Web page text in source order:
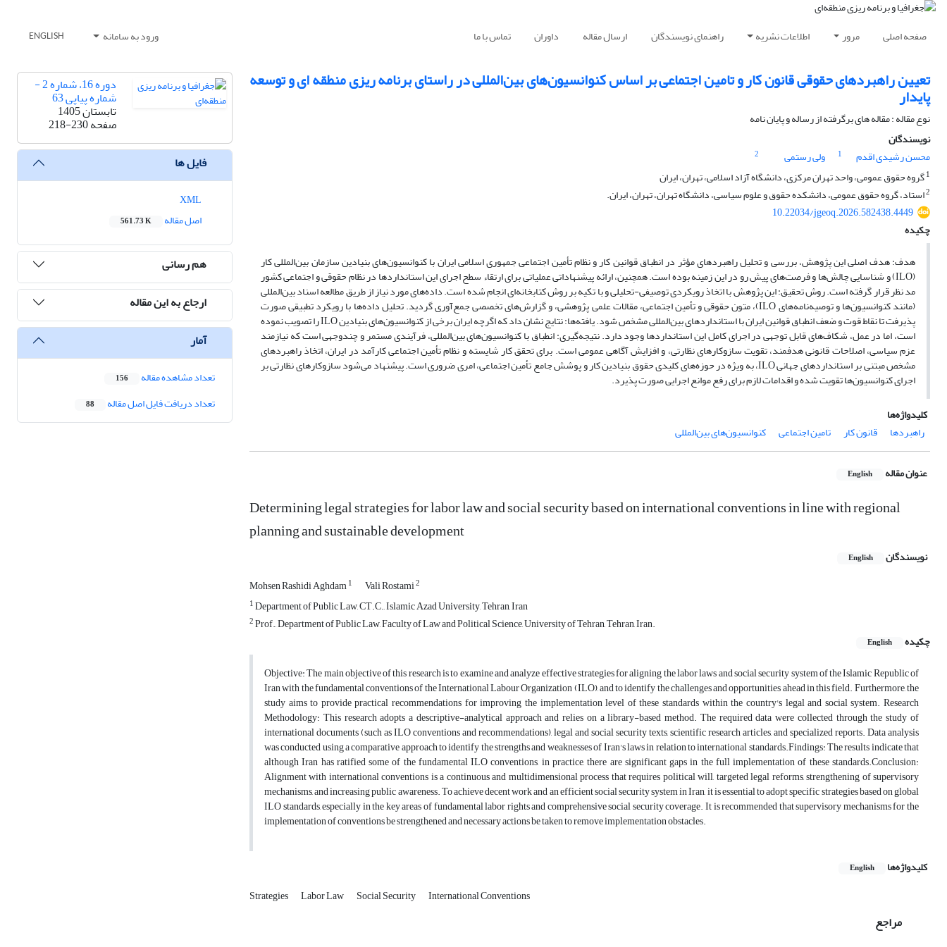
صفحه اصلی مرور اطلاعات نشریه راهنمای نویسندگان ارسال مقاله داوران تماس با ما ورود به سامانه ENGLISH
تعیین راهبردهای حقوقی قانون کار و تامین اجتماعی بر اساس کنوانسیون‌های بین‌المللی در راستای برنامه ریزی منطقه ای و توسعه
پایدار
نوع مقاله : مقاله های برگرفته از رساله و پایان نامه
نویسندگان
محسن رشیدی اقدم
1 ولی رستمی
2
1گروه حقوق عمومی، واحد تهران مرکزی، دانشگاه آزاد اسلامی، تهران، ایران
2استاد، گروه حقوق عمومی، دانشکده حقوق و علوم سیاسی، دانشگاه تهران، تهران، ایران.
10.22034/jgeoq.2026.582438.4449
چکیده
هدف: هدف اصلی این پژوهش، بررسی و تحلیل راهبردهای مؤثر در انطباق قوانین کار و نظام تأمین اجتماعی جمهوری اسلامی ایران با کنوانسیون‌های بنیادین سازمان بین‌المللی کار
(ILO) و شناسایی چالش‌ها و فرصت‌های پیش رو در این زمینه بوده است. همچنین، ارائه پیشنهاداتی عملیاتی برای ارتقاء سطح اجرای این استانداردها در نظام حقوقی و اجتماعی کشور
مد نظر قرار گرفته است. روش تحقیق: این پژوهش با اتخاذ رویکردی توصیفی-تحلیلی و با تکیه بر روش کتابخانه‌ای انجام شده است. داده‌های مورد نیاز از طریق مطالعه اسناد بین‌المللی
(مانند کنوانسیون‌ها و توصیه‌نامه‌های ILO)، متون حقوقی و تأمین اجتماعی، مقالات علمی پژوهشی، و گزارش‌های تخصصی جمع‌آوری گردید. تحلیل داده‌ها با رویکرد تطبیقی صورت
پذیرفت تا نقاط قوت و ضعف انطباق قوانین ایران با استانداردهای بین‌المللی مشخص شود. یافته‌ها: نتایج نشان داد که اگرچه ایران برخی از کنوانسیون‌های بنیادین ILO را تصویب نموده
است، اما در عمل، شکاف‌های قابل توجهی در اجرای کامل این استانداردها وجود دارد. نتیجه‌گیری: انطباق با کنوانسیون‌های بین‌المللی، فرآیندی مستمر و چندوجهی است که نیازمند
عزم سیاسی، اصلاحات قانونی هدفمند، تقویت سازوکارهای نظارتی، و افزایش آگاهی عمومی است. برای تحقق کار شایسته و نظام تأمین اجتماعی کارآمد در ایران، اتخاذ راهبردهای
مشخص مبتنی بر استانداردهای جهانی ILO، به ویژه در حوزه‌های کلیدی حقوق بنیادین کار و پوشش جامع تأمین اجتماعی، امری ضروری است. پیشنهاد می‌شود سازوکارهای نظارتی بر
اجرای کنوانسیون‌ها تقویت شده و اقدامات لازم برای رفع موانع اجرایی صورت پذیرد.
کلیدواژه‌ها
راهبردها
قانون کار تامین اجتماعی کنوانسیون‌های بین‌المللی
عنوان مقاله English
Determining legal strategies for labor law and social security based on international conventions in line with regional
planning and sustainable development
نویسندگان English
Mohsen Rashidi Aghdam1 Vali Rostami2
1Department of Public Law, CT.C., Islamic Azad University, Tehran, Iran
2Prof., Department of Public Law, Faculty of Law and Political Science, University of Tehran, ‎Tehran, Iran‎.
چکیده
English
Objective: The main objective of this research is to examine and analyze effective strategies for aligning the labor laws and social security system of the Islamic Republic of
Iran with the fundamental conventions of the International Labour Organization (ILO), and to identify the challenges and opportunities ahead in this field. Furthermore, the
study aims to provide practical recommendations for improving the implementation level of these standards within the country's legal and social system. Research
Methodology: This research adopts a descriptive-analytical approach and relies on a library-based method. The required data were collected through the study of
international documents (such as ILO conventions and recommendations), legal and social security texts, scientific research articles, and specialized reports. Data analysis
was conducted using a comparative approach to identify the strengths and weaknesses of Iran's laws in relation to international standards.Findings: The results indicate that
although Iran has ratified some of the fundamental ILO conventions, in practice, there are significant gaps in the full implementation of these standards.Conclusion:
Alignment with international conventions is a continuous and multidimensional process that requires political will, targeted legal reforms, strengthening of supervisory
mechanisms, and increasing public awareness. To achieve decent work and an efficient social security system in Iran, it is essential to adopt specific strategies based on global
ILO standards, especially in the key areas of fundamental labor rights and comprehensive social security coverage. It is recommended that supervisory mechanisms for the
implementation of conventions be strengthened and necessary actions be taken to remove implementation obstacles.
کلیدواژه‌ها English
Strategies Labor Law Social Security International Conventions
مراجع
دوره 16، شماره 2 -
شماره پیاپی 63
تابستان 1405
صفحه218-230
فایل ها
اصل مقاله
561.73 K
هم رسانی
ارجاع به این مقاله
آمار
تعداد مشاهده مقاله 156
تعداد دریافت فایل اصل مقاله 88